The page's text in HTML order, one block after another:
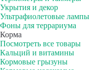
Укрытия и декор
Ультрафиолетовые лампы
Фоны для террариума
Корма
Посмотреть все товары
Кальций и витамины
Кормовые грызуны